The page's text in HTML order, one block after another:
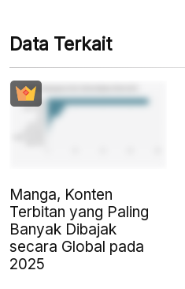
Data Terkait
Manga, Konten
Terbitan yang Paling
Banyak Dibajak
secara Global pada
2025